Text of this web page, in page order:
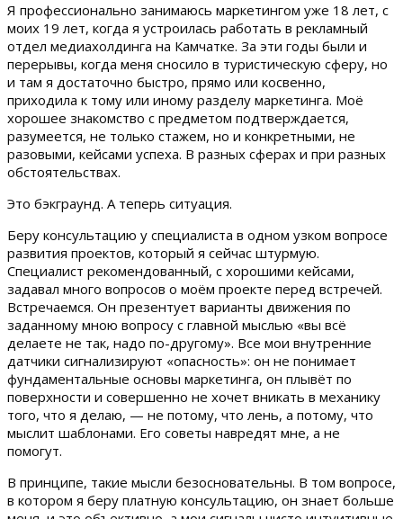
Я профессионально занимаюсь маркетингом уже 18 лет, с
моих 19 лет, когда я устроилась работать в рекламный
отдел медиахолдинга на Камчатке. За эти годы были и
перерывы, когда меня сносило в туристическую сферу, но
и там я достаточно быстро, прямо или косвенно,
приходила к тому или иному разделу маркетинга. Моё
хорошее знакомство с предметом подтверждается,
разумеется, не только стажем, но и конкретными, не
разовыми, кейсами успеха. В разных сферах и при разных
обстоятельствах.
Это бэкграунд. А теперь ситуация.
Беру консультацию у специалиста в одном узком вопросе
развития проектов, который я сейчас штурмую.
Специалист рекомендованный, с хорошими кейсами,
задавал много вопросов о моём проекте перед встречей.
Встречаемся. Он презентует варианты движения по
заданному мною вопросу с главной мыслью «вы всё
делаете не так, надо по-другому». Все мои внутренние
датчики сигнализируют «опасность»: он не понимает
фундаментальные основы маркетинга, он плывёт по
поверхности и совершенно не хочет вникать в механику
того, что я делаю, — не потому, что лень, а потому, что
мыслит шаблонами. Его советы навредят мне, а не
помогут.
В принципе, такие мысли безосновательны. В том вопросе,
в котором я беру платную консультацию, он знает больше